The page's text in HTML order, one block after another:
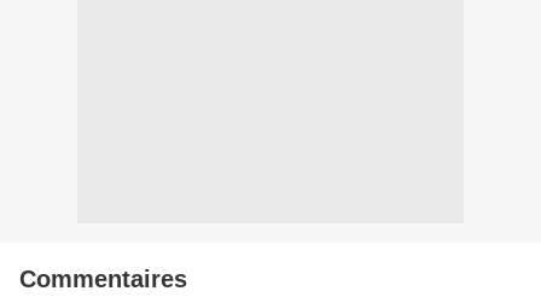
Commentaires